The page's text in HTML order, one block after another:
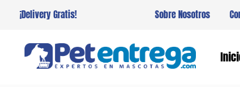
¡Delivery Gratis! Sobre Nosotros